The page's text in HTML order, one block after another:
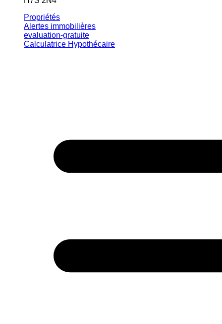
Propriétés
Alertes immobilières
evaluation-gratuite
Calculatrice Hypothécaire